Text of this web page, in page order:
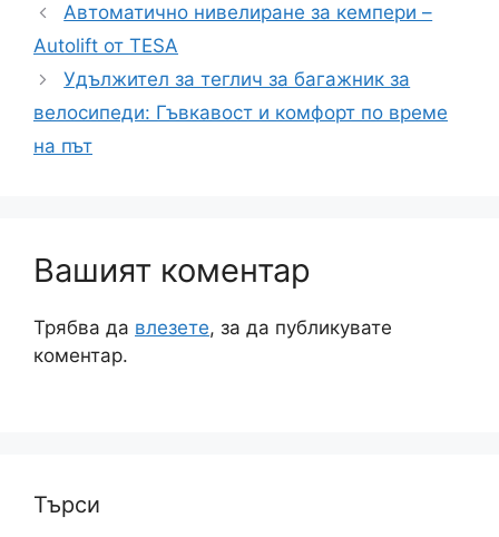
Автоматично нивелиране за кемпери –
Autolift от TESA
Удължител за теглич за багажник за
велосипеди: Гъвкавост и комфорт по време
на път
Вашият коментар
Трябва да влезете, за да публикувате
коментар.
Търси